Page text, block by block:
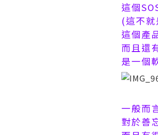
這個
(這不
這個產
而且還
是一個
一般而
對於善